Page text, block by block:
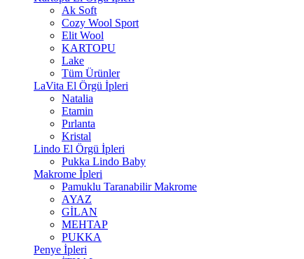
Ak Soft
Cozy Wool Sport
Elit Wool
KARTOPU
Lake
Tüm Ürünler
LaVita El Örgü İpleri
Natalia
Etamin
Pırlanta
Kristal
Lindo El Örgü İpleri
Pukka Lindo Baby
Makrome İpleri
Pamuklu Taranabilir Makrome
AYAZ
GİLAN
MEHTAP
PUKKA
Penye İpleri